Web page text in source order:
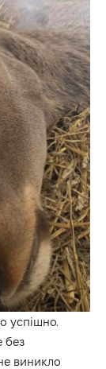
успішно.
без
виникло